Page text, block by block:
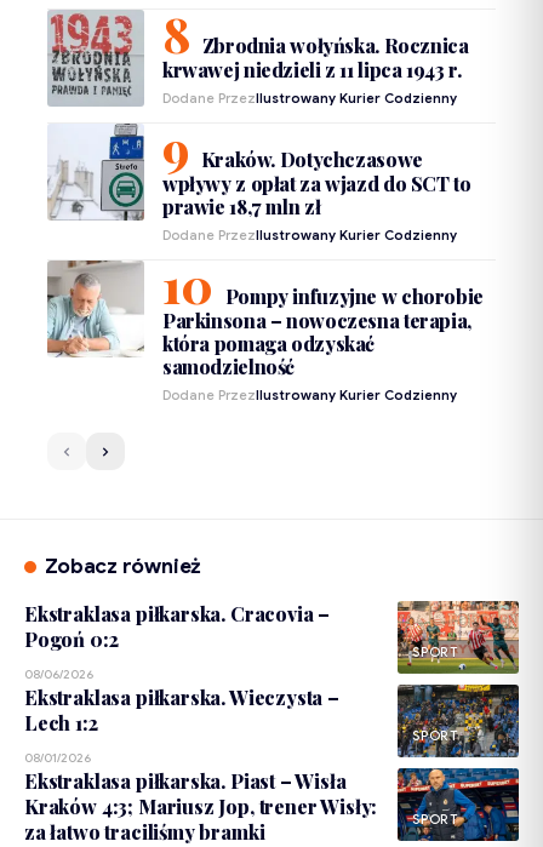
Zbrodnia wołyńska. Rocznica
krwawej niedzieli z 11 lipca 1943 r.
Dodane PrzezIlustrowany Kurier Codzienny
Kraków. Dotychczasowe
wpływy z opłat za wjazd do SCT to
prawie 18,7 mln zł
Dodane PrzezIlustrowany Kurier Codzienny
Pompy infuzyjne w chorobie
Parkinsona – nowoczesna terapia,
która pomaga odzyskać
samodzielność
Dodane PrzezIlustrowany Kurier Codzienny
Zobacz również
SPORT
Ekstraklasa piłkarska. Cracovia –
Pogoń 0:2
08/06/2026
SPORT
Ekstraklasa piłkarska. Wieczysta –
Lech 1:2
08/01/2026
SPORT
Ekstraklasa piłkarska. Piast – Wisła
Kraków 4:3; Mariusz Jop, trener Wisły:
za łatwo traciliśmy bramki